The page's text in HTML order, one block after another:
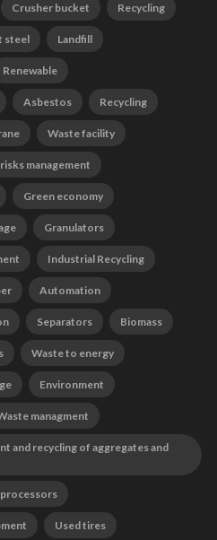
Crusher bucket Recycling
steel Landfill
Renewable
Asbestos Recycling
Waste facility
management
Green economy
Granulators
Industrial Recycling
Automation
Separators Biomass
Waste to energy
Environment
managment
and recycling of aggregates and
Used tires